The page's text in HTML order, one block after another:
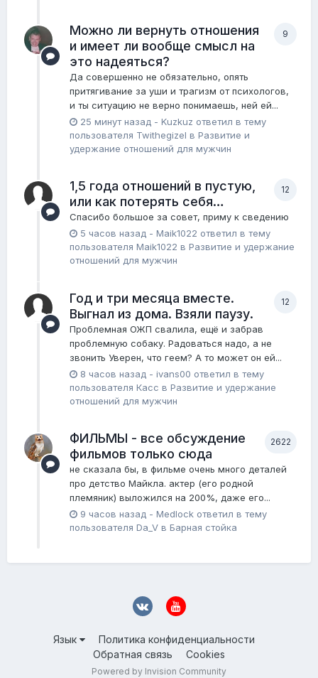
9
Можно ли вернуть отношения
и имеет ли вообще смысл на
это надеяться?
Да совершенно не обязательно, опять
притягивание за уши и трагизм от психологов,
и ты ситуацию не верно понимаешь, ней ей...
25 минут назад - Kuzkuz ответил в тему
пользователя Twithegizel в Pазвитие и
удержание отношений для мужчин
12
1,5 года отношений в пустую,
или как потерять себя…
Спасибо большое за совет, приму к сведению
5 часов назад - Maik1022 ответил в тему
пользователя Maik1022 в Pазвитие и удержание
отношений для мужчин
12
Год и три месяца вместе.
Выгнал из дома. Взяли паузу.
Проблемная ОЖП свалила, ещё и забрав
проблемную собаку. Радоваться надо, а не
звонить Уверен, что геем? А то может он ей...
8 часов назад - ivans00 ответил в тему
пользователя Касс в Pазвитие и удержание
отношений для мужчин
2622
ФИЛЬМЫ - все обсуждение
фильмов только сюда
не сказала бы, в фильме очень много деталей
про детство Майкла. актер (его родной
племяник) выложился на 200%, даже его...
9 часов назад - Medlock ответил в тему
пользователя Da_V в Барная стойка
Язык
Политика конфиденциальности
Обратная связь
Cookies
Powered by Invision Community